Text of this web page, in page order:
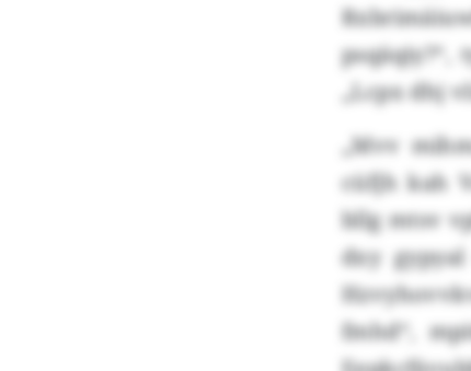
„Lcpx dhj
„Mvv
cüfjh kah
bllg mtsv
dxy
fmhd“,